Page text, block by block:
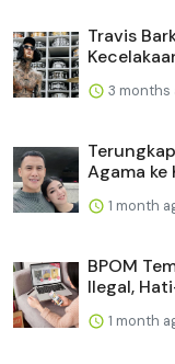
Travis
3 months
Agama ke
1 month
BPOM
Ilegal,
1 month